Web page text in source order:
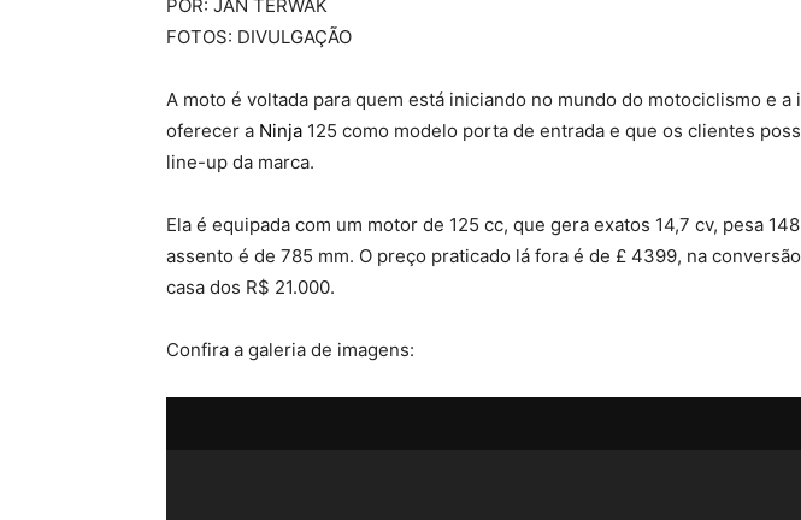
POR: JAN TERWAK
FOTOS: DIVULGAÇÃO
A moto é voltada para quem está iniciando no mundo do motociclismo e a
oferecer a Ninja 125 como modelo porta de entrada e que os clientes
line-up da marca.
Ela é equipada com um motor de 125 cc, que gera exatos 14,7 cv, pesa
assento é de 785 mm. O preço praticado lá fora é de £ 4399, na
casa dos R$ 21.000.
Confira a galeria de imagens: